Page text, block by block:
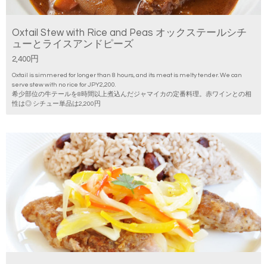
Oxtail Stew with Rice and Peas オックステールシチ
ューとライスアンドピーズ
2,400円
Oxtail is simmered for longer than 8 hours, and its meat is melty tender. We can
serve stew with no rice for JPY2,200.
希少部位の牛テールを8時間以上煮込んだジャマイカの定番料理。赤ワインとの相
性は◎ シチュー単品は2,200円